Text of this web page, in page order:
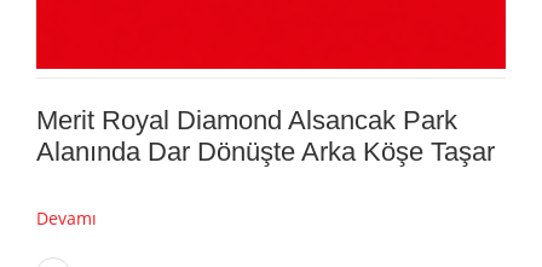
Merit Royal Diamond Alsancak Park
Alanında Dar Dönüşte Arka Köşe Taşar
Devamı